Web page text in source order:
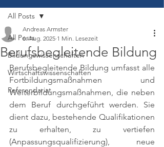
All Posts
Bildungswissenschaften
Wirtschaftswissenschaften
Referendariat
All Posts
Berufsbegleitende Bildung
Andreas Armster
6. Aug. 2025 1 Min. Lesezeit
Berufsbegleitende Bildung umfasst alle
Fortbildungsmaßnahmen und
Weiterbildungsmaßnahmen, die neben
dem Beruf durchgeführt werden. Sie
dient dazu, bestehende Qualifikationen
zu erhalten, zu vertiefen
(Anpassungsqualifizierung), neue